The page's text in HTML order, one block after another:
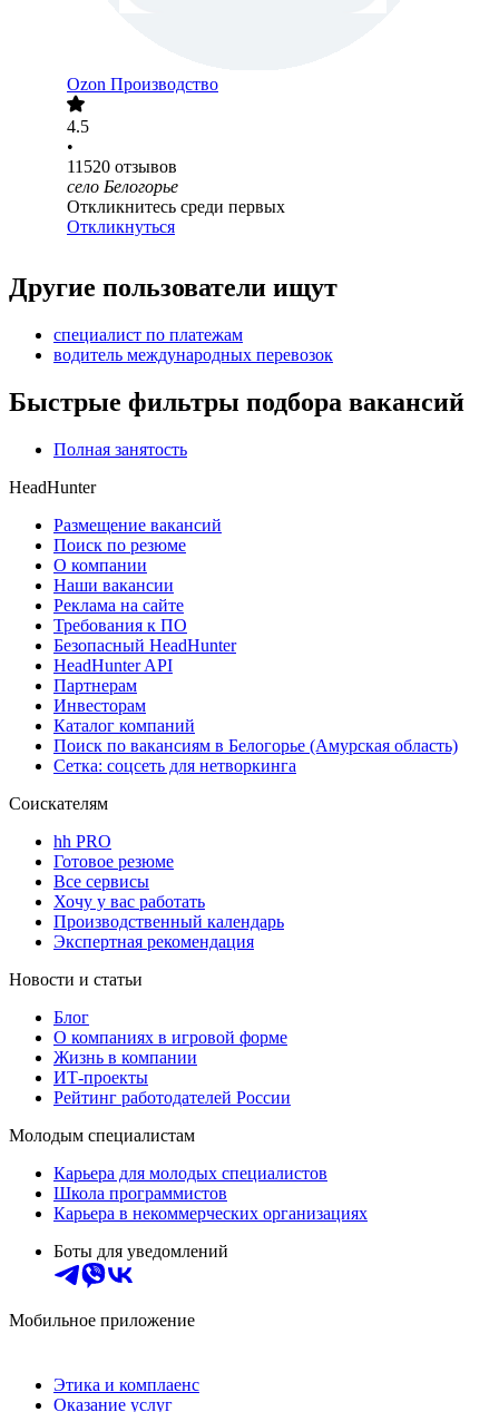
Ozon Производство
4.5
•
11520 отзывов
село Белогорье
Откликнитесь среди первых
Откликнуться
Другие пользователи ищут
специалист по платежам
водитель международных перевозок
Быстрые фильтры подбора вакансий
Полная занятость
HeadHunter
Размещение вакансий
Поиск по резюме
О компании
Наши вакансии
Реклама на сайте
Требования к ПО
Безопасный HeadHunter
HeadHunter API
Партнерам
Инвесторам
Каталог компаний
Поиск по вакансиям в Белогорье (Амурская область)
Сетка: соцсеть для нетворкинга
Соискателям
hh PRO
Готовое резюме
Все сервисы
Хочу у вас работать
Производственный календарь
Экспертная рекомендация
Новости и статьи
Блог
О компаниях в игровой форме
Жизнь в компании
ИТ-проекты
Рейтинг работодателей России
Молодым специалистам
Карьера для молодых специалистов
Школа программистов
Карьера в некоммерческих организациях
Боты для уведомлений
Мобильное приложение
Этика и комплаенс
Оказание услуг